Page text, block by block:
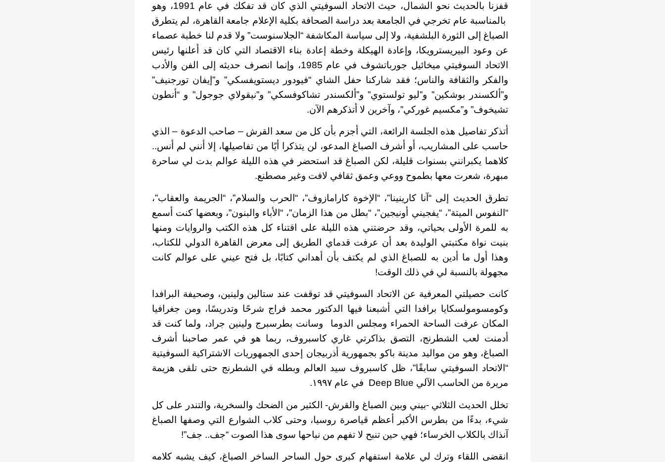
قفزنا بالحديث نحو الشمال، حيث الاتحاد السوفيتي الذي كان قد تفكك في عام 1991، وهو
بالمناسبة عام تخرجي في الجامعة بعد دراسة الصحافة بكلية الإعلام جامعة القاهرة، لم يتطرق
الصباغ إلى الثورة البلشفية، ولا إلى سياسة المكاشفة “الجلاسنوست” ولا قدم لنا خطبة عصماء
عن وعود البيريسترويكا، وإعادة الهيكلة وخطة إعادة بناء الاقتصاد التي كان قد أعلنها رئيس
الاتحاد السوفيتي ميخائيل جورباتشوف في عام 1985، وإنما انصرف حديثه إلى الفن والأدب
والفكر والثقافة والناس؛ فقد شاركنا حفل الشاي “فيودور ديستويفسكي” و”إيفان تورجنيف”
و”ألكسندر بوشكين” و”ليو تولستوي” و”ألكسندر تشاكوفسكي” و”نيقولاي جوجول” و “أنطون
تشيخوف” و”مكسيم غوركي”، وآخرين لا أتذكرهم الآن.
أتذكر تفاصيل هذه الجلسة الرائعة، التي أجزم بأن كل من سعد القرش – صاحب الدعوة – الذي
حاسب على المشاريب، أو أشرف الصباغ المدعو، لن يتذكرا أيًا من تفاصيلها، إلا أنني لم أنس..
كلاهما يكبرانني بسنوات قليلة، لكن الصباغ قد استحضر في هذه الليلة عوالم بدت لي ساحرة
مبهرة، شعرت معها بطموح ووعي وعمق ثقافي لافت وغير مصطنع.
تطرق الحديث إلى “آنا كارينينا”، “الإخوة كارامازوف”، “الحرب والسلام”، “الجريمة والعقاب”،
“النفوس الميتة”، “يفجيني أونيجين”، “بطل من هذا الزمان”، “الأباء والبنون”، وبعضها كنت أسمع
به للمرة الأولى بحياتي، وقد حرضتني هذه الليلة على اقتناء كل هذه الكتب والروايات ومنها
بنيت نواة مكتبتي الوليدة بعد أن عرفت قدماي الطريق إلى معرض القاهرة الدولي للكتاب،
وهذا أول ما أدين به للصباغ الذي لم يكتف بأن أهداني كتابًا، بل فتح عيني على عوالم كانت
مجهولة بالنسبة لي في ذلك الوقت!
كانت حصيلتي المعرفية عن الاتحاد السوفيتي قد توقفت عند ستالين ولينين، وصحيفة البرافدا
وكومسومولسكايا برافدا التي أشبعنا فيها الدكتور محمد فراج شرحًا وتدريسًا، ومن جغرافيا
المكان عرفت الساحة الحمراء ومجلس الدوما وسانت بطرسبرج ولينين جراد، ولما كنت قد
أدمنت لعب الشطرنج، التصق بذاكرتي غاري كاسبروف، ربما هو في عمر صاحبنا أشرف
الصباغ، وهو من مواليد مدينة باكو بجمهورية أذربيجان إحدى الجمهوريات الاشتراكية السوفيتية
“الاتحاد السوفيتي سابقًا”، ظل كاسبروف سيد العالم وبطله في الشطرنج حتى تلقى هزيمة
مريرة من الحاسب الآلي Deep Blue في عام ١٩٩٧.
تخلل الحديث الثلاثي -بيني وبين الصباغ والقرش- الكثير من الضحك والسخرية، والتندر على كل
شيء، بدءًا من بطرس الأكبر أعظم قياصرة روسيا، وحتى كلاب الشوارع التي وصفها الصباغ
آنذاك بالكلاب الخرساء؛ فهي حين تنبح لا تفهم من نباحها سوى هذا الصوت “جف.. جف”!
انقضى اللقاء وترك لي علامة استفهام كبرى حول الساحر الساخر الصباغ، كيف يشبه كلامه